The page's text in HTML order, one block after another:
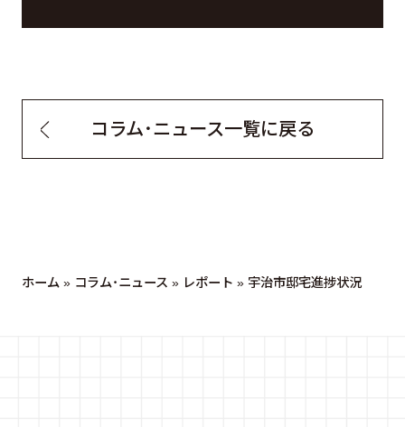
コラム・ニュース一覧に戻る
ホーム» コラム・ニュース » レポート » 宇治市邸宅進捗状況